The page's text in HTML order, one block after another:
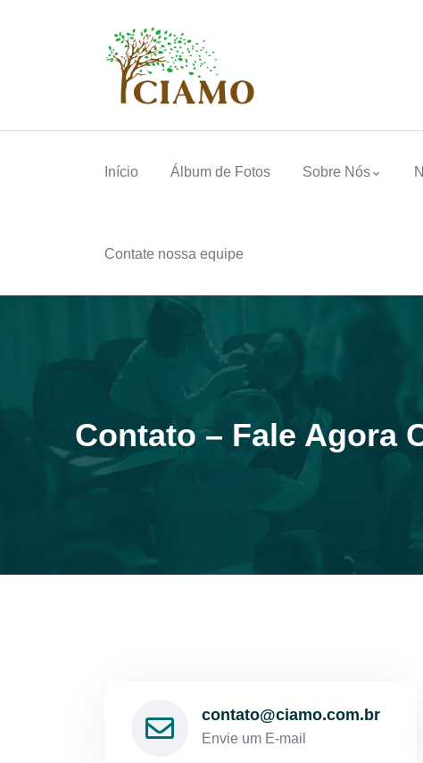
Início Álbum de Fotos Sobre Nós
Contate nossa equipe
Contato – Fale Agora
contato@ciamo.com.br
Envie um E-mail